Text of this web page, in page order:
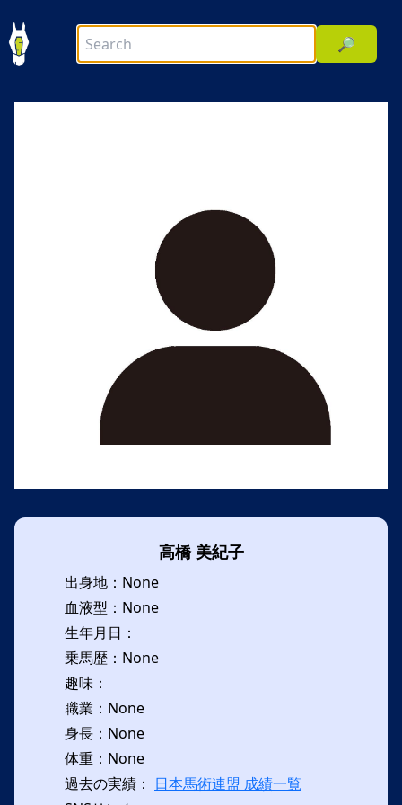
🔎
高橋 美紀子
出身地：None
血液型：None
生年月日：
乗馬歴：None
趣味：
職業：None
身長：None
体重：None
過去の実績： 日本馬術連盟 成績一覧